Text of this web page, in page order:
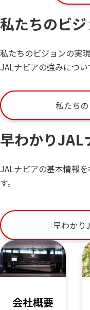
私たちのビ
私たちのビジョンの実
JALナビアの強みについ
私たち
早わかりJAL
JALナビアの基本情報
す。
早わかり
会社概要